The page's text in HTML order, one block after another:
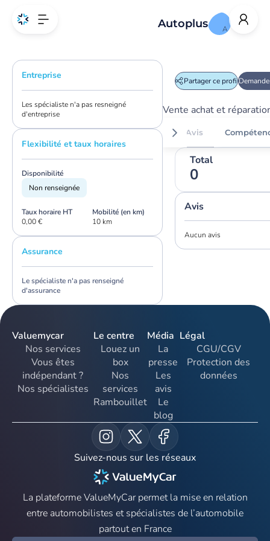
Entreprise
Les spécialiste n'a pas resneigné
d'entreprise
Flexibilité et taux horaires
Disponibilité
Non renseignée
Taux horaire HT
0,00 €
Mobilité (en km)
10 km
Assurance
Le spécialiste n'a pas renseigné
d'assurance
A
Autoplus
Partager ce profil
Vente achat et
Avis
Total
0
Avis
Aucun avis
Valuemycar
Nos services
Vous êtes
indépendant ?
Nos spécialistes
Le centre
Louez un
box
Nos
services
Rambouillet
Média
La
presse
Les
avis
Le
blog
Légal
CGU/CGV
Protection des
données
Suivez-nous sur les réseaux
La plateforme ValueMyCar permet la mise en relation
entre automobilistes et spécialistes de l’automobile
partout en France